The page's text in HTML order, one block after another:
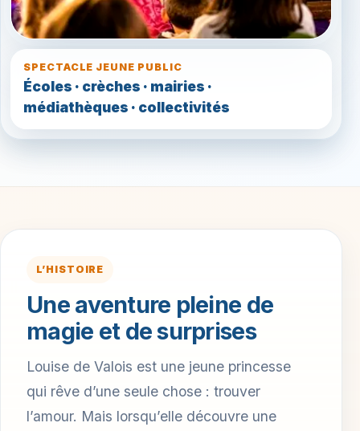
SPECTACLE JEUNE PUBLIC
Écoles · crèches · mairies ·
médiathèques · collectivités
L’HISTOIRE
Une aventure pleine de
magie et de surprises
Louise de Valois est une jeune princesse
qui rêve d’une seule chose : trouver
l’amour. Mais lorsqu’elle découvre une